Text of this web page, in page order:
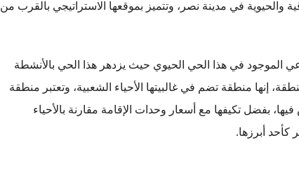
والحيوية في مدينة نصر، وتتميز بموقعها الاستراتيجي بالقرب من
الموجود في هذا الحي الحيوي حيث يزدهر هذا الحي بالأنشطة
إنها منطقة تضم في غالبيتها الأحياء الشعبية، وتعتبر منطقة
بفضل تكيفها مع أسعار وحدات الإقامة مقارنة بالأحياء
كأحد أبرزها.